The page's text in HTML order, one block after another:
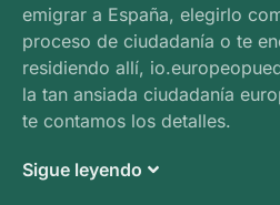
emigrar a España, elegirlo
proceso de ciudadanía o te
residiendo allí,
la tan ansiada ciudadanía
te contamos los detalles.
Sigue leyendo